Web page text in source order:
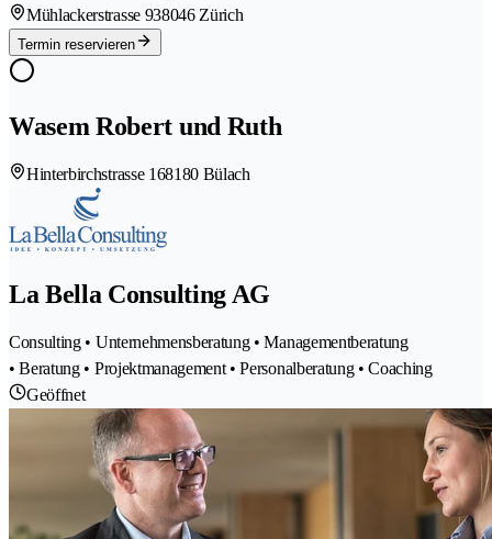
Mühlackerstrasse 938046 Zürich
Termin reservieren
Wasem Robert und Ruth
Hinterbirchstrasse 168180 Bülach
La Bella Consulting AG
Consulting • Unternehmensberatung • Managementberatung
• Beratung • Projektmanagement • Personalberatung • Coaching
Geöffnet